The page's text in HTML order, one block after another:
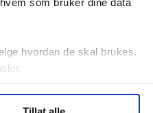
som bruker dine data
hvordan de skal brukes.